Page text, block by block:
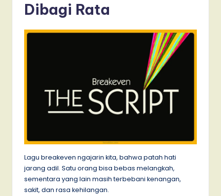
Dibagi Rata
Lagu breakeven ngajarin kita, bahwa patah hati
jarang adil. Satu orang bisa bebas melangkah,
sementara yang lain masih terbebani kenangan,
sakit, dan rasa kehilangan.